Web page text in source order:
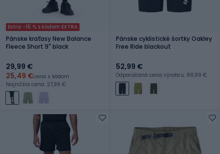
Extra -15 % s kódom EXTRA
Pánske kraťasy New Balance
Fleece Short 9" black
29,99 €
25,49 €cena s kódom
Najnižšia cena: 27,99 €
Pánske cyklistické šortky Oakley
Free Ride blackout
52,99 €
Odporúčaná cena výrobcu: 88,99 €